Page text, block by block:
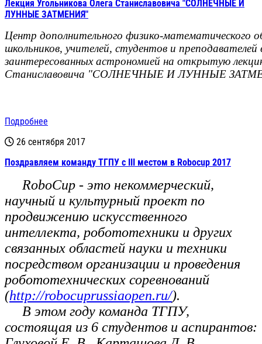
Лекция Угольникова Олега Станиславовича "СОЛНЕЧНЫЕ И
ЛУННЫЕ ЗАТМЕНИЯ"
Центр дополнительного физико-математического
школьников, учителей, студентов и преподавателей
заинтересованных астрономией на открытую
Станиславовича "СОЛНЕЧНЫЕ И ЛУННЫЕ
Подробнее
26 сентября 2017
Поздравляем команду ТГПУ с III местом в Robocup 2017
RoboCup - это некоммерческий,
научный и культурный проект по
продвижению искусственного
интеллекта, робототехники и других
связанных областей науки и техники
посредством организации и проведения
робототехнических соревнований
(http://robocuprussiaopen.ru/).
В этом году команда ТГПУ,
состоящая из 6 студентов и аспирантов: